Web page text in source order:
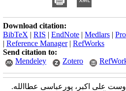
Download citation:
BibTeX | RIS | EndNote | Medlars |
| Reference Manager| RefWorks
Send citation to:
Mendeley
Zotero
علی اکبر، پورعباسی عطاالله.